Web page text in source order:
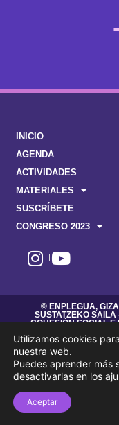
INICIO
AGENDA
ACTIVIDADES
MATERIALES
SUSCRÍBETE
CONGRESO 2023
© ENPLEGUA,
SUSTATZEKO
COHESIÓN SOCIAL
Utilizamos cookies
nuestra web.
Puedes aprender más
desactivarlas en los
Aceptar